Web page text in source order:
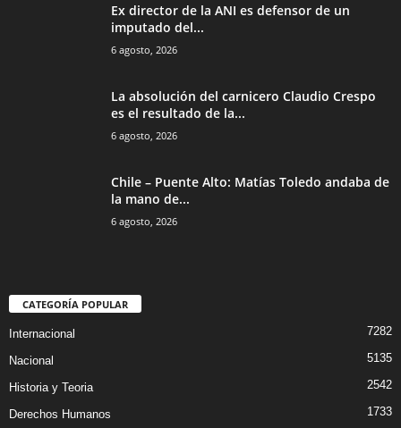
Ex director de la ANI es defensor de un
imputado del...
6 agosto, 2026
La absolución del carnicero Claudio Crespo
es el resultado de la...
6 agosto, 2026
Chile – Puente Alto: Matías Toledo andaba de
la mano de...
6 agosto, 2026
CATEGORÍA POPULAR
Internacional 7282
Nacional 5135
Historia y Teoria 2542
Derechos Humanos 1733